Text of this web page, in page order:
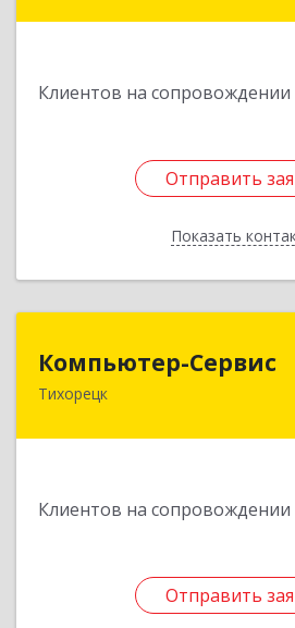
Клиентов на сопровождении
Отправить
Показать
Отправить
Назад
Компьютер-Сервис
Тихорецк
Клиентов на сопровождении
Отправить
352040, Краснодарский
Отправить